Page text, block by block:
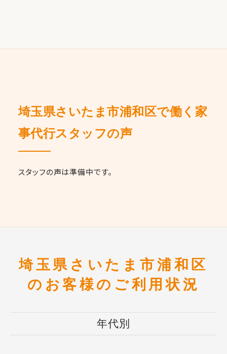
埼玉県さいたま市浦和区で働く家
事代行スタッフの声
スタッフの声は準備中です。
埼玉県さいたま市浦和区
のお客様のご利用状況
年代別